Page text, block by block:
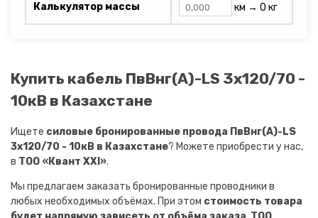
Калькулятор массы км → 0 кг
Купить кабель ПвВнг(A)-LS 3х120/70 -
10кВ в Казахстане
Ищете силовые бронированные провода ПвВнг(A)-LS
3х120/70 - 10кВ в Казахстане? Можете приобрести у нас,
в ТОО «Квант XXI».
Мы предлагаем заказать бронированные проводники в
любых необходимых объёмах. При этом стоимость товара